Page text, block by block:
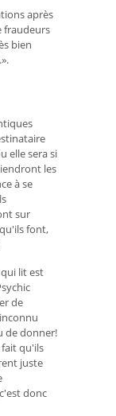
après
fraudeurs
bien
elle sera si
les
à se
sur
font,
lit est
de
de donner!
qu'ils
juste
donc